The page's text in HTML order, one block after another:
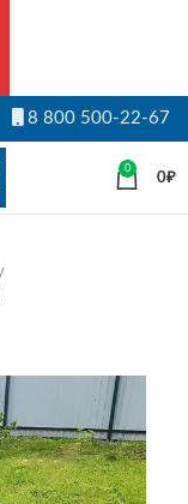
8 800 500-22-67
0
0₽